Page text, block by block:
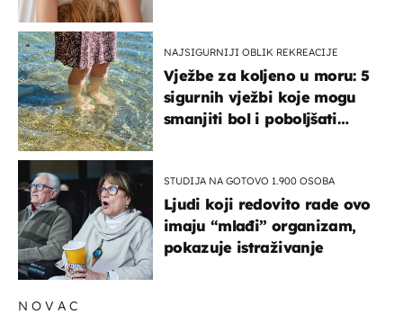
NAJSIGURNIJI OBLIK REKREACIJE
Vježbe za koljeno u moru: 5
sigurnih vježbi koje mogu
smanjiti bol i poboljšati
STUDIJA NA GOTOVO 1.900 OSOBA
Ljudi koji redovito rade ovo
imaju “mlađi” organizam,
pokazuje istraživanje
NOVAC